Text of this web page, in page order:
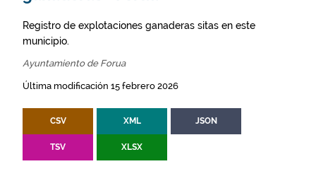
Registro de explotaciones ganaderas sitas en este
municipio.
Ayuntamiento de Forua
Última modificación 15 febrero 2026
CSV XML JSON
TSV XLSX